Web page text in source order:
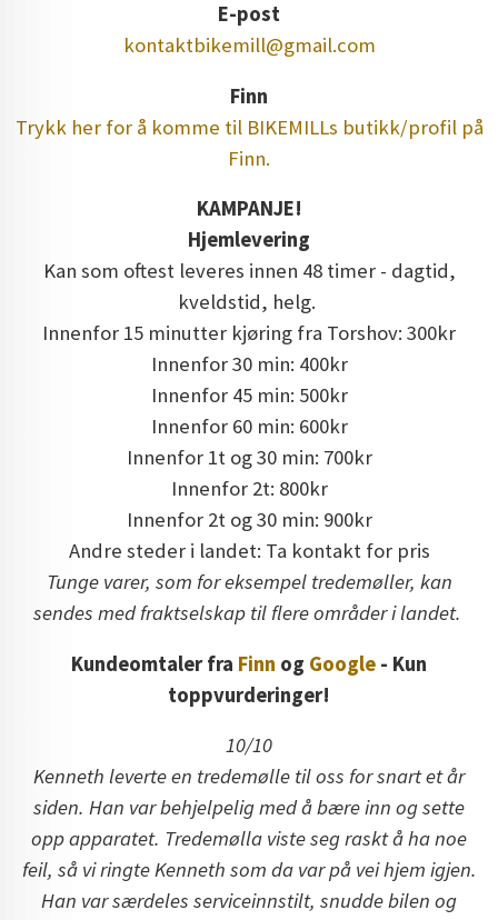
E-post
kontaktbikemill@gmail.com
Finn
Trykk her for å komme til BIKEMILLs butikk/profil på
Finn.
KAMPANJE!
Hjemlevering
Kan som oftest leveres innen 48 timer - dagtid,
kveldstid, helg.
Innenfor 15 minutter kjøring fra Torshov: 300kr
Innenfor 30 min: 400kr
Innenfor 45 min: 500kr
Innenfor 60 min: 600kr
Innenfor 1t og 30 min: 700kr
Innenfor 2t: 800kr
Innenfor 2t og 30 min: 900kr
Andre steder i landet: Ta kontakt for pris
Tunge varer, som for eksempel tredemøller, kan
sendes med fraktselskap til flere områder i landet.
Kundeomtaler fra Finn og Google - Kun
toppvurderinger!
10/10
Kenneth leverte en tredemølle til oss for snart et år
siden. Han var behjelpelig med å bære inn og sette
opp apparatet. Tredemølla viste seg raskt å ha noe
feil, så vi ringte Kenneth som da var på vei hjem igjen.
Han var særdeles serviceinnstilt, snudde bilen og